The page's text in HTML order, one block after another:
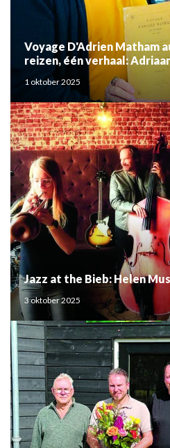
Voyage D'Adrien Matham
reizen, één verhaal:
Mouden
1 oktober 2025
Jazz at the Bieb: Helen
3 oktober 2025